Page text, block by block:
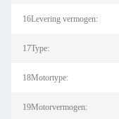
16Levering vermogen:
17Type:
18Motortype:
19Motorvermogen: